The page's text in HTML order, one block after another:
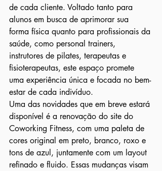
de cada cliente. Voltado tanto para
alunos em busca de aprimorar sua
forma física quanto para profissionais da
saúde, como personal trainers,
instrutores de pilates, terapeutas e
fisioterapeutas, este espaço promete
uma experiência única e focada no bem-
estar de cada indivíduo.
Uma das novidades que em breve estará
disponível é a renovação do site do
Coworking Fitness, com uma paleta de
cores original em preto, branco, roxo e
tons de azul, juntamente com um layout
refinado e fluido. Essas mudanças visam